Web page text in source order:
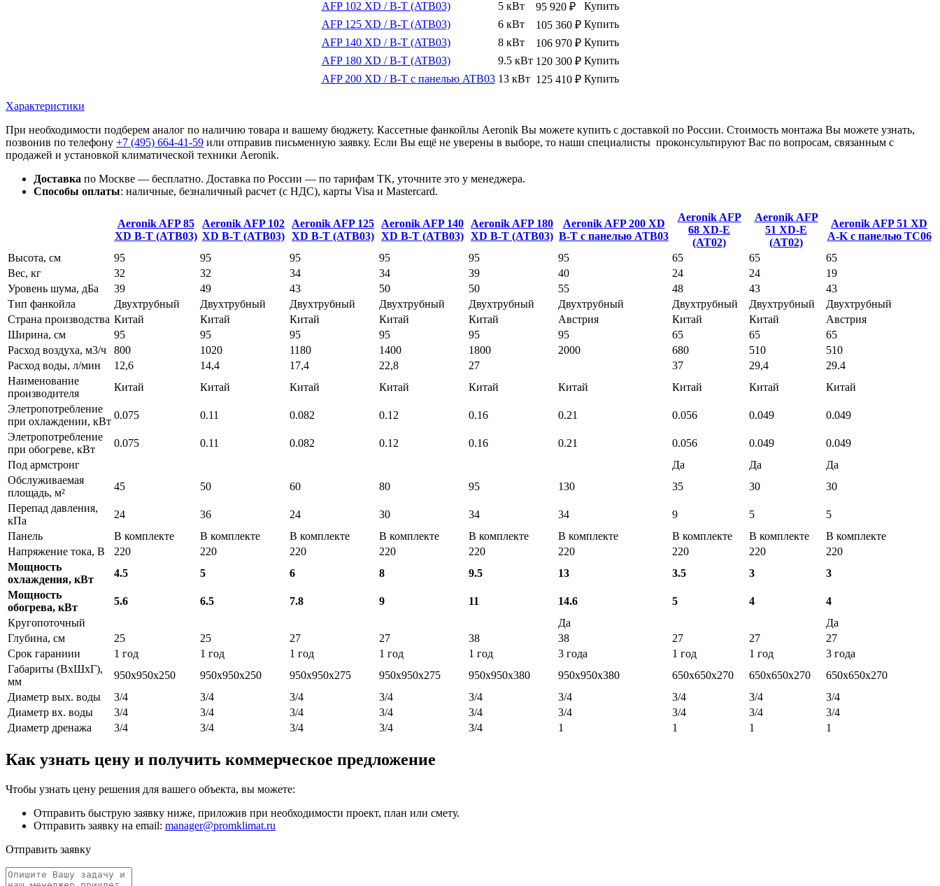
AFP 102 XD / B-T (ATB03)
5 кВт 95 920₽
Купить
AFP 125 XD / B-T (ATB03)
6 кВт 105 360₽ Купить
AFP 140 XD / B-T (ATB03)
8 кВт 106 970₽ Купить
AFP 180 XD / B-T (ATB03)
9.5 кВт 120 300₽ Купить
AFP 200 XD / B-T с панелью ATB03 13 кВт 125 410₽ Купить
Характеристики
При необходимости подберем аналог по наличию товара и вашему бюджету. Кассетные фанкойлы Aeronik Вы можете купить с доставкой по России. Стоимость монтажа Вы можете узнать,
позвонив по телефону +7 (495) 664-41-59 или отправив письменную заявку. Если Вы ещё не уверены в выборе, то наши специалисты проконсультируют Вас по вопросам, связанным с
продажей и установкой климатической техники Aeronik.
Доставка по Москве — бесплатно. Доставка по России — по тарифам ТК, уточните это у менеджера.
Способы оплаты: наличные, безналичный расчет (с НДС), карты Visa и Mastercard.
Aeronik AFP 85
XD B-T (ATB03)
Aeronik AFP 102
XD B-T (ATB03)
Aeronik AFP 125
XD B-T (ATB03)
Aeronik AFP 140
XD B-T (ATB03)
Aeronik AFP 180
XD B-T (ATB03)
Aeronik AFP 200 XD
B-T с панелью ATB03
Aeronik AFP
68 XD-E
(AT02)
Aeronik AFP
51 XD-E
(AT02)
Aeronik AFP 51 XD
A-K с панелью TC06
Высота, см
95 95 95 95 95 95 65 65
65
Вес, кг
32 32 34 34 39 40 24 24
19
Уровень шума, дБа
39 49 43 50 50 55 48 43
43
Тип фанкойла
Двухтрубный Двухтрубный Двухтрубный Двухтрубный Двухтрубный Двухтрубный Двухтрубный Двухтрубный
Двухтрубный
Страна производства Китай Китай Китай Китай Китай Австрия Китай Китай
Австрия
Ширина, см
95 95 95 95 95 95 65 65
65
Расход воздуха, м3/ч
800 1020 1180 1400 1800 2000 680 510
510
Расход воды, л/мин
12,6 14,4 17,4 22,8 27 37 29,4
29.4
Наименование
производителя
Китай Китай Китай Китай Китай Китай Китай Китай
Китай
Элетропотребление
при охлаждении, кВт
0.075 0.11 0.082 0.12 0.16 0.21 0.056 0.049
0.049
Элетропотребление
при обогреве, кВт
0.075 0.11 0.082 0.12 0.16 0.21 0.056 0.049
0.049
Под армстронг
Да Да
Да
Обслуживаемая
площадь, м²
45 50 60 80 95 130 35 30
30
Перепад давления,
кПа
24 36 24 30 34 34 9 5
5
Панель
В комплекте В комплекте В комплекте В комплекте В комплекте В комплекте В комплекте В комплекте
В комплекте
Напряжение тока, В
220 220 220 220 220 220 220 220
220
Мощность
охлаждения, кВт
4.5 5 6 8 9.5 13 3.5 3
3
Мощность
обогрева, кВт
5.6 6.5 7.8 9 11 14.6 5 4
4
Кругопоточный
Да
Да
Глубина, см
25 25 27 27 38 38 27 27
27
Срок гараниии
1 год 1 год 1 год 1 год 1 год 3 года 1 год 1 год
3 года
Габариты (ВxШxГ),
мм
950х950х250 950х950х250 950x950x275 950x950x275 950х950х380 950х950х380 650х650х270 650х650х270
650х650х270
Диаметр вых. воды
3/4 3/4 3/4 3/4 3/4 3/4 3/4 3/4
3/4
Диаметр вх. воды
3/4 3/4 3/4 3/4 3/4 3/4 3/4 3/4
3/4
Диаметр дренажа
3/4 3/4 3/4 3/4 3/4 1 1 1 1
Как узнать цену и получить коммерческое предложение
Чтобы узнать цену решения для вашего объекта, вы можете:
Отправить быструю заявку ниже, приложив при необходимости проект, план или смету.
Отправить заявку на email: manager@promklimat.ru
Отправить заявку